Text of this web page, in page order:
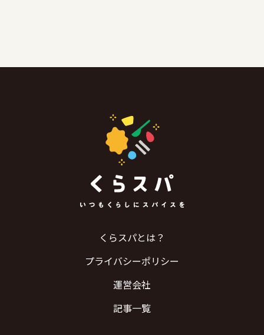
くらスパとは？
プライバシーポリシー
運営会社
記事一覧